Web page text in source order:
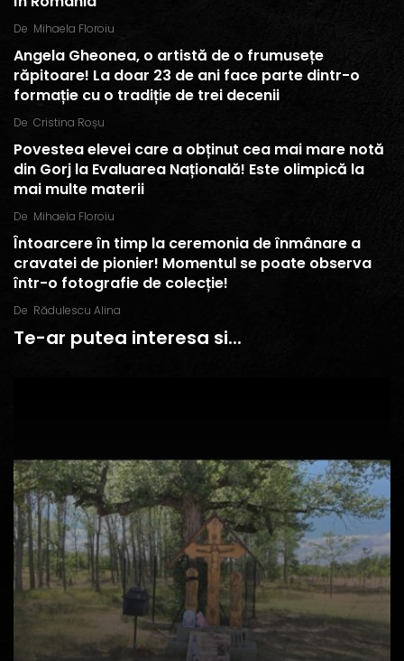
De Mihaela Floroiu
Angela Gheonea, o artistă de o frumusețe
răpitoare! La doar 23 de ani face parte dintr-o
formație cu o tradiție de trei decenii
De Cristina Roșu
Povestea elevei care a obținut cea mai mare notă
din Gorj la Evaluarea Națională! Este olimpică la
mai multe materii
De Mihaela Floroiu
Întoarcere în timp la ceremonia de înmânare a
cravatei de pionier! Momentul se poate observa
într-o fotografie de colecție!
De Rădulescu Alina
Te-ar putea interesa si...